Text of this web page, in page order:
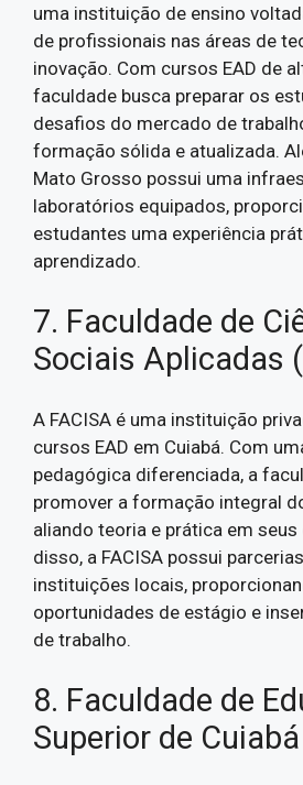
uma instituição de ensino
de profissionais nas áreas de
inovação. Com cursos EAD de
faculdade busca preparar os
desafios do mercado de
formação sólida e atualizada.
Mato Grosso possui uma
laboratórios equipados,
estudantes uma experiência
aprendizado.
7. Faculdade de
Sociais Aplicadas
A FACISA é uma instituição
cursos EAD em Cuiabá. Com
pedagógica diferenciada, a
promover a formação integral
aliando teoria e prática em
disso, a FACISA possui
instituições locais,
oportunidades de estágio e
de trabalho.
8. Faculdade de
Superior de Cuiabá